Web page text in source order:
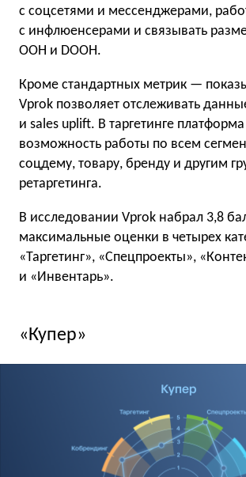
с соцсетями и мессенджерами,
с инфлюенсерами и связывать
ООН и DOOH.
Кроме стандартных метрик —
Vprok позволяет отслеживать
и sales uplift. В таргетинге
возможность работы по всем
соцдему, товару, бренду и другим
ретаргетинга.
В исследовании Vprok набрал 3,8
максимальные оценки в четырех
«Таргетинг», «Спецпроекты»,
и «Инвентарь».
«Купер»